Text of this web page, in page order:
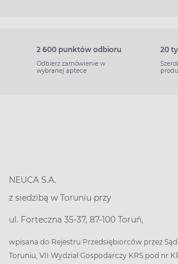
2 600 punktów odbioru
Odbierz zamówienie w
wybranej aptece
20
NEUCA S.A.
z siedzibą w Toruniu przy
ul. Forteczna 35-37, 87-100 Toruń,
wpisana do Rejestru Przedsiębiorców przez
Toruniu, VII Wydział Gospodarczy KRS pod nr